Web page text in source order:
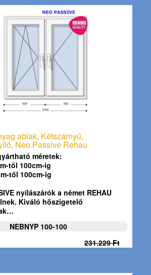
ablak, Kétszárnyú,
Neo Passive Rehau
méretek:
től 100cm-ig
től 100cm-ig
nyílászárók a német REHAU
Kiváló hőszigetelő
NEBNYP 100-100
231.229 Ft